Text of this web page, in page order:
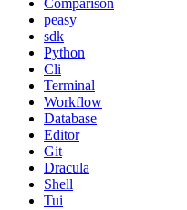
Comparison
peasy
sdk
Python
Cli
Terminal
Workflow
Database
Editor
Git
Dracula
Shell
Tui